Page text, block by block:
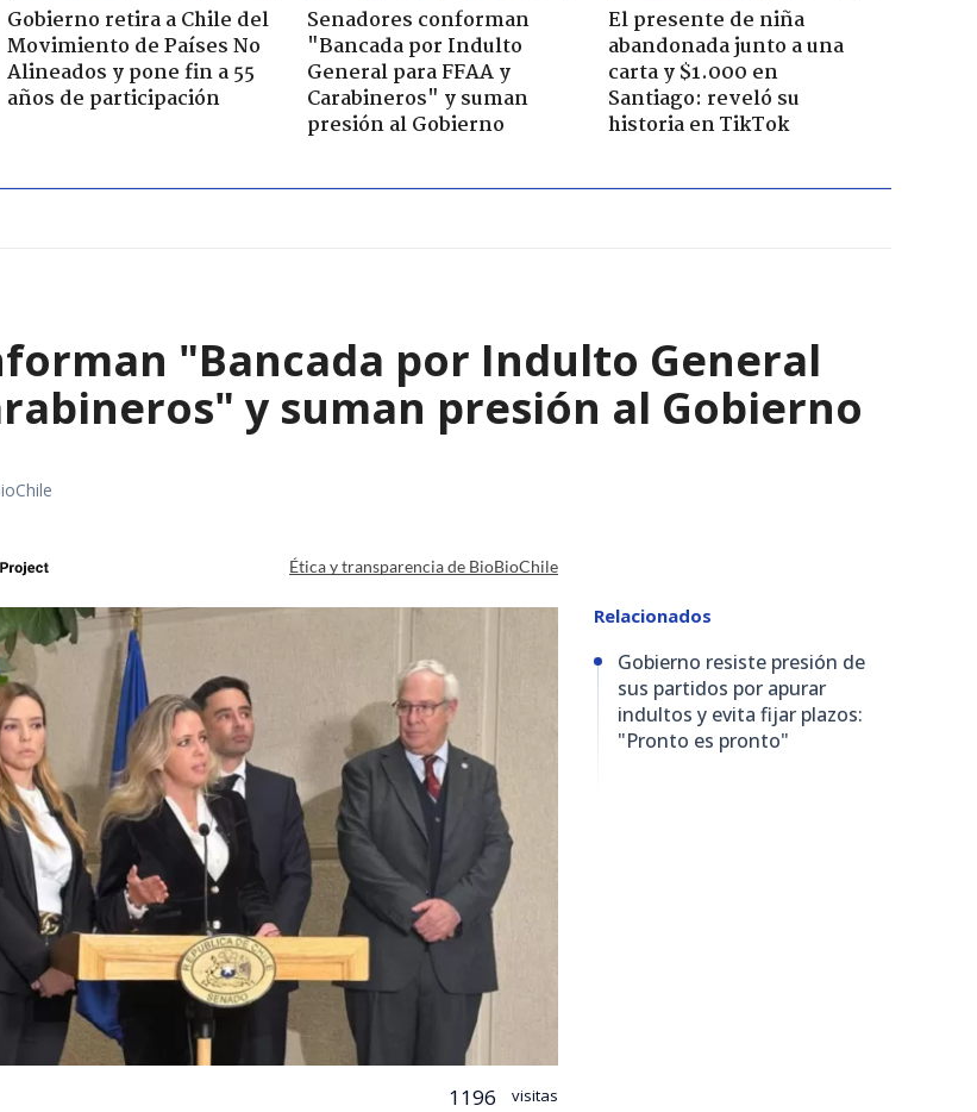
Gobierno retira a Chile del
Movimiento de Países No
Alineados y pone fin a 55
años de participación
Senadores conforman
"Bancada por Indulto
General para FFAA y
Carabineros" y suman
presión al Gobierno
El presente de niña
abandonada junto a una
carta y $1.000 en
Santiago: reveló su
historia en TikTok
"Bancada por Indulto General
y suman presión al Gobierno
Ética y transparencia de BioBioChile
1196 visitas
Relacionados
Gobierno resiste presión de
sus partidos por apurar
indultos y evita fijar plazos:
"Pronto es pronto"